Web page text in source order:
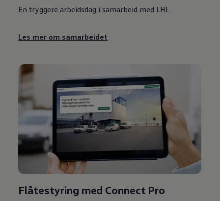
En tryggere arbeidsdag i samarbeid med LHL
Les mer om samarbeidet
Flåtestyring med Connect Pro